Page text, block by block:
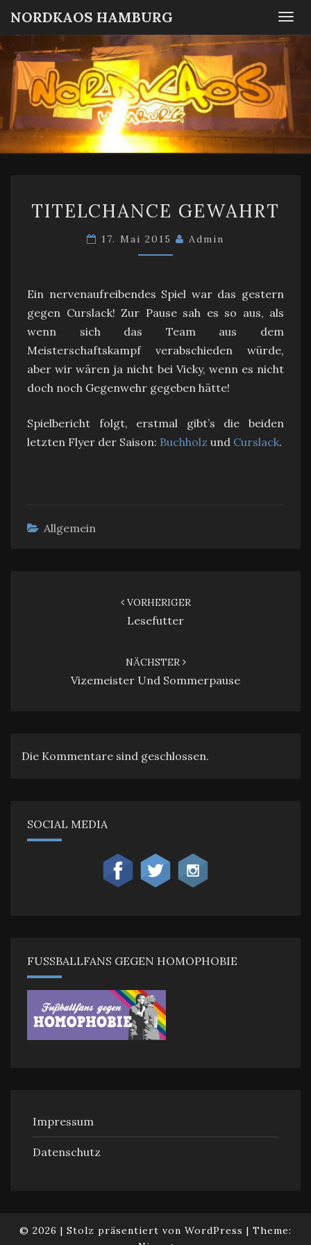
NORDKAOS HAMBURG
Fanszene
SC
Victoria
Hamburg
GEWAHRT
TITELCHANCE GEWAHRT
17. Mai 2015 Admin
Ein nervenaufreibendes Spiel war das gestern
gegen Curslack! Zur Pause sah es so aus, als
wenn sich das Team aus dem
Meisterschaftskampf verabschieden würde,
aber wir wären ja nicht bei Vicky, wenn es nicht
doch noch Gegenwehr gegeben hätte!
Spielbericht folgt, erstmal gibt’s die beiden
letzten Flyer der Saison: Buchholz und Curslack.
Allgemein
VORHERIGER
Lesefutter
NÄCHSTER
Vizemeister Und Sommerpause
Die Kommentare sind geschlossen.
SOCIAL MEDIA
FUSSBALLFANS GEGEN HOMOPHOBIE
Impressum
Datenschutz
© 2026 | Stolz präsentiert von WordPress | Theme: